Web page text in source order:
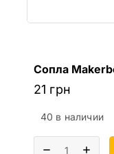
Сопла
21 грн
40 в наличии